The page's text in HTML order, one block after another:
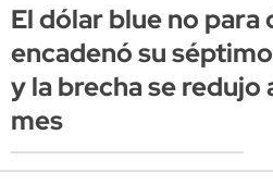
El dólar blue no para
encadenó su
y la brecha se redujo
mes